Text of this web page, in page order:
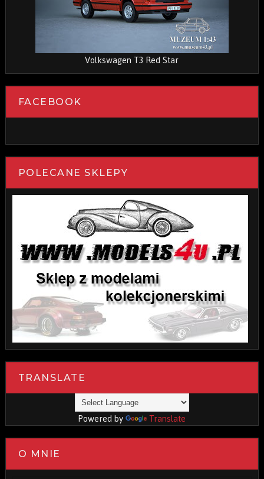
Volkswagen T3 Red Star
FACEBOOK
POLECANE SKLEPY
TRANSLATE
Powered by Translate
O MNIE